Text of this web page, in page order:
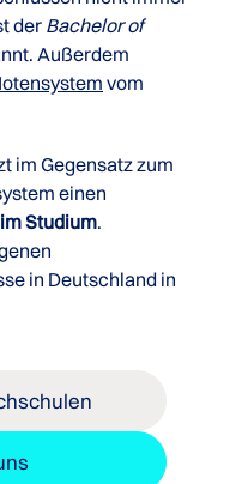
der Bachelor of
Außerdem
vom
im Gegensatz zum
einen
Studium.
in Deutschland in